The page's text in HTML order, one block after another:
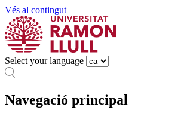
Vés al contingut
Select your language
Navegació principal